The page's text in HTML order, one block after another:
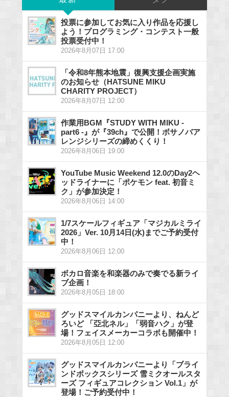
投票に参加してお気に入り作品を応援し
よう！プログラミング・コンテスト一般
投票受付中！
2026年8月07日 17:00
「令和8年熊本地震」復興支援企画実施
のお知らせ（HATSUNE MIKU
CHARITY PROJECT）
2026年8月07日 12:00
作業用BGM『STUDY WITH MIKU -
part6 -』が『39ch』で公開！ボサノバア
レンジシリーズの締めくくり！
2026年8月06日 19:00
YouTube Music Weekend 12.0のDay2ヘ
ッドライナーに「ポケモン feat. 初音ミ
ク」が参加決定！
2026年8月06日 14:00
1/7スケールフィギュア「マジカルミライ
2026」Ver. 10月14日(水)までご予約受付
中！
2026年8月06日 12:00
ボカロ音楽を和楽器のみで奏でる新ライ
ブ企画！
2026年8月05日 18:00
グッドスマイルカンパニーより、ねんど
ろいど 「亞北ネル」「弱音ハク」が登
場！フェイスメーカーコラボも開催中！
2026年8月05日 12:00
グッドスマイルカンパニーより「ブライ
ンドボックスシリーズ 雪ミクオールスタ
ーズ フィギュアコレクション Vol.1」が
登場！ご予約受付中！